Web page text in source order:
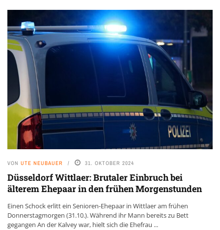
VON UTE NEUBAUER 31. OKTOBER 2024
Düsseldorf Wittlaer: Brutaler Einbruch bei
älterem Ehepaar in den frühen Morgenstunden
Einen Schock erlitt ein Senioren-Ehepaar in Wittlaer am frühen
Donnerstagmorgen (31.10.). Während ihr Mann bereits zu Bett
gegangen An der Kalvey war, hielt sich die Ehefrau ...